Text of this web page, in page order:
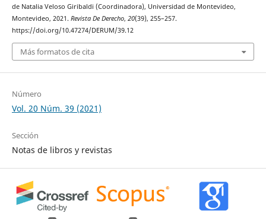
de Natalia Veloso Giribaldi (Coordinadora), Universidad de Montevideo,
Montevideo, 2021. Revista De Derecho, 20(39), 255–257.
https://doi.org/10.47274/DERUM/39.12
Más formatos de cita
Número
Vol. 20 Núm. 39 (2021)
Sección
Notas de libros y revistas